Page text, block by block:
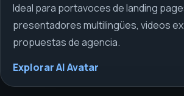
Ideal para portavoces de landing
presentadores multilingües, videos
propuestas de agencia.
Explorar AI Avatar